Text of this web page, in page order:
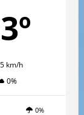
5 km/h
0%
0%